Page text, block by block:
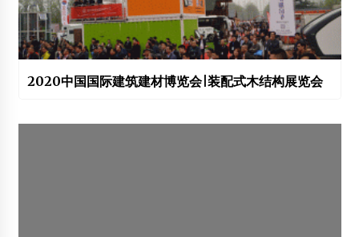
2020中国国际建筑建材博览会|装配式木结构展览会